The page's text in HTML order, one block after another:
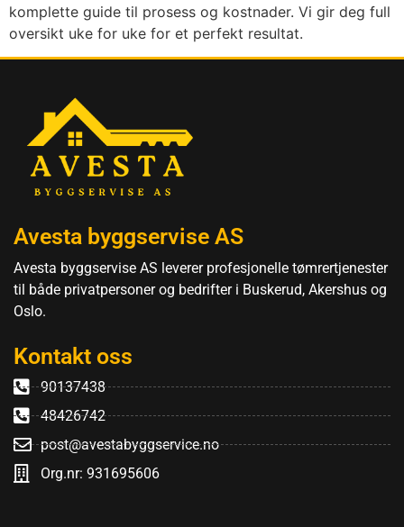
komplette guide til prosess og kostnader. Vi gir deg full
oversikt uke for uke for et perfekt resultat.
Avesta byggservise AS
Avesta byggservise AS leverer profesjonelle tømrertjenester
til både privatpersoner og bedrifter i Buskerud, Akershus og
Oslo.
Kontakt oss
90137438
48426742
post@avestabyggservice.no
Org.nr: 931695606